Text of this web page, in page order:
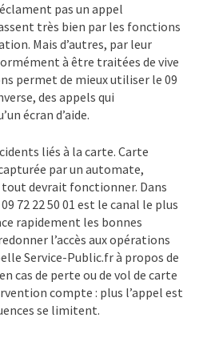
pas un appel
très bien par les fonctions
Mais d’autres, par leur
à être traitées de vive
permet de mieux utiliser le 09
des appels qui
écran d’aide.
liés à la carte. Carte
par un automate,
devrait fonctionner. Dans
72 22 50 01 est le canal le plus
rapidement les bonnes
l’accès aux opérations
Service-Public.fr à propos de
cas de perte ou de vol de carte
compte : plus l’appel est
se limitent.